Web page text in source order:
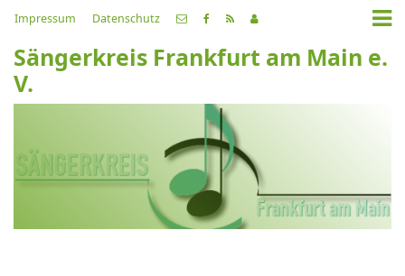
Impressum Datenschutz
Sängerkreis Frankfurt am Main e.
V.